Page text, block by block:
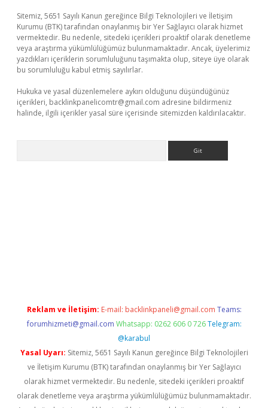
Sitemiz, 5651 Sayılı Kanun gereğince Bilgi Teknolojileri ve İletişim
Kurumu (BTK) tarafından onaylanmış bir Yer Sağlayıcı olarak hizmet
vermektedir. Bu nedenle, sitedeki içerikleri proaktif olarak denetleme
veya araştırma yükümlülüğümüz bulunmamaktadır. Ancak, üyelerimiz
yazdıkları içeriklerin sorumluluğunu taşımakta olup, siteye üye olarak
bu sorumluluğu kabul etmiş sayılırlar.
Hukuka ve yasal düzenlemelere aykırı olduğunu düşündüğünüz
içerikleri, backlinkpanelicomtr@gmail.com adresine bildirmeniz
halinde, ilgili içerikler yasal süre içerisinde sitemizden kaldırılacaktır.
Reklam ve İletişim: E-mail: backlinkpaneli@gmail.com Teams:
forumhizmeti@gmail.com Whatsapp: 0262 606 0 726 Telegram:
@karabul
Yasal Uyarı: Sitemiz, 5651 Sayılı Kanun gereğince Bilgi Teknolojileri
ve İletişim Kurumu (BTK) tarafından onaylanmış bir Yer Sağlayıcı
olarak hizmet vermektedir. Bu nedenle, sitedeki içerikleri proaktif
olarak denetleme veya araştırma yükümlülüğümüz bulunmamaktadır.